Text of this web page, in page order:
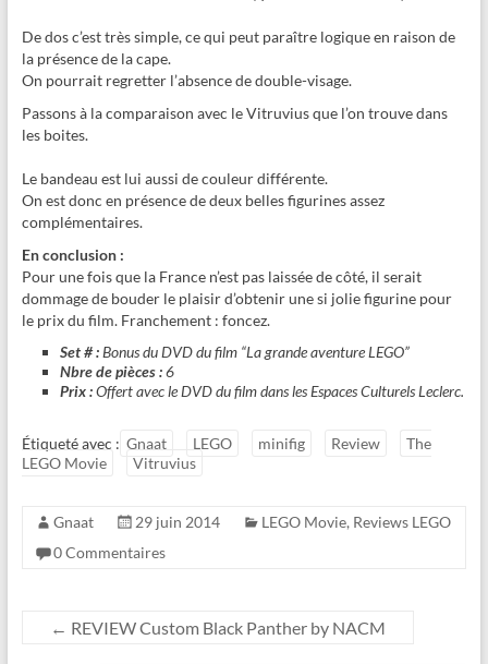
De dos c’est très simple, ce qui peut paraître logique en raison de
la présence de la cape.
On pourrait regretter l’absence de double-visage.
Passons à la comparaison avec le Vitruvius que l’on trouve dans
les boites.
Le bandeau est lui aussi de couleur différente.
On est donc en présence de deux belles figurines assez
complémentaires.
En conclusion :
Pour une fois que la France n’est pas laissée de côté, il serait
dommage de bouder le plaisir d’obtenir une si jolie figurine pour
le prix du film. Franchement : foncez.
Set # :Bonus du DVD du film “La grande aventure LEGO”
Nbre de pièces :6
Prix :Offert avec le DVD du film dans les Espaces Culturels Leclerc.
Étiqueté avec : Gnaat LEGO minifig Review
The
LEGO Movie
Vitruvius
Gnaat 29 juin 2014 LEGO Movie, Reviews LEGO
0 Commentaires
← REVIEW Custom Black Panther by NACM